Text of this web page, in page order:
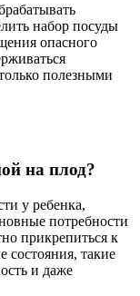
набор посуды
опасного
полезными
на плод?
у ребенка,
потребности
прикрепиться к
состояния, такие
и даже